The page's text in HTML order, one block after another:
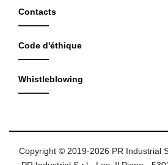
Contacts
Code d'éthique
Whistleblowing
Copyright © 2019-2026 PR Industrial